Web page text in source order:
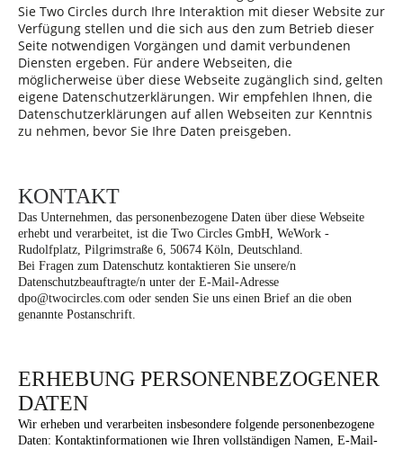
Sie Two Circles durch Ihre Interaktion mit dieser Website zur
Verfügung stellen und die sich aus den zum Betrieb dieser
Seite notwendigen Vorgängen und damit verbundenen
Diensten ergeben. Für andere Webseiten, die
möglicherweise über diese Webseite zugänglich sind, gelten
eigene Datenschutzerklärungen. Wir empfehlen Ihnen, die
Datenschutzerklärungen auf allen Webseiten zur Kenntnis
zu nehmen, bevor Sie Ihre Daten preisgeben.
KONTAKT
Das Unternehmen, das personenbezogene Daten über diese Webseite
erhebt und verarbeitet, ist die Two Circles GmbH, WeWork -
Rudolfplatz, Pilgrimstraße 6, 50674 Köln, Deutschland.
Bei Fragen zum Datenschutz kontaktieren Sie unsere/n
Datenschutzbeauftragte/n unter der E-Mail-Adresse
dpo@twocircles.com oder senden Sie uns einen Brief an die oben
genannte Postanschrift.
ERHEBUNG PERSONENBEZOGENER
DATEN
Wir erheben und verarbeiten insbesondere folgende personenbezogene
Daten: Kontaktinformationen wie Ihren vollständigen Namen, E-Mail-